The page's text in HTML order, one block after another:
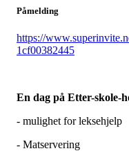
Påmelding
https://
1cf00382445
En dag på Etter-skole-
- mulighet for leksehjelp
- Matservering